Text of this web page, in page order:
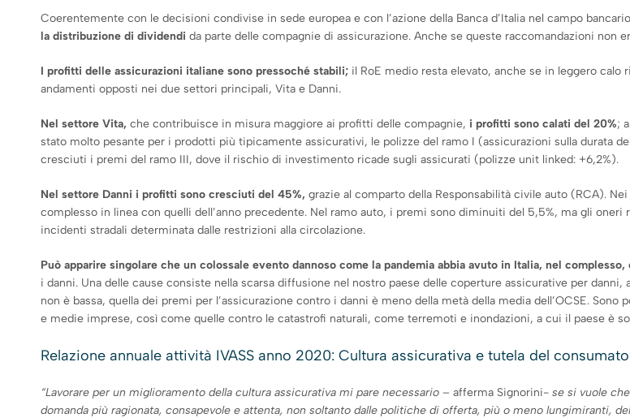
Coerentemente con le decisioni condivise in sede europea e con l’azione della Banca d’Italia nel campo
la distribuzione di dividendi da parte delle compagnie di assicurazione. Anche se queste raccomandazioni non
I profitti delle assicurazioni italiane sono pressoché stabili; il RoE medio resta elevato, anche se in leggero calo
andamenti opposti nei due settori principali, Vita e Danni.
Nel settore Vita, che contribuisce in misura maggiore ai profitti delle compagnie, i profitti sono calati del 20%;
stato molto pesante per i prodotti più tipicamente assicurativi, le polizze del ramo I (assicurazioni sulla durata
cresciuti i premi del ramo III, dove il rischio di investimento ricade sugli assicurati (polizze unit linked: +6,2%).
Nel settore Danni i profitti sono cresciuti del 45%, grazie al comparto della Responsabilità civile auto (RCA).
complesso in linea con quelli dell’anno precedente. Nel ramo auto, i premi sono diminuiti del 5,5%, ma gli
incidenti stradali determinata dalle restrizioni alla circolazione.
Può apparire singolare che un colossale evento dannoso come la pandemia abbia avuto in Italia, nel
i danni. Una delle cause consiste nella scarsa diffusione nel nostro paese delle coperture assicurative per
non è bassa, quella dei premi per l’assicurazione contro i danni è meno della metà della media dell’OCSE.
e medie imprese, così come quelle contro le catastrofi naturali, come terremoti e inondazioni, a cui il paese è
Relazione annuale attività IVASS anno 2020: Cultura assicurativa e tutela del
“Lavorare per un miglioramento della cultura assicurativa mi pare necessario – afferma Signorini- se si vuole
domanda più ragionata, consapevole e attenta, non soltanto dalle politiche di offerta, più o meno lungimiranti,